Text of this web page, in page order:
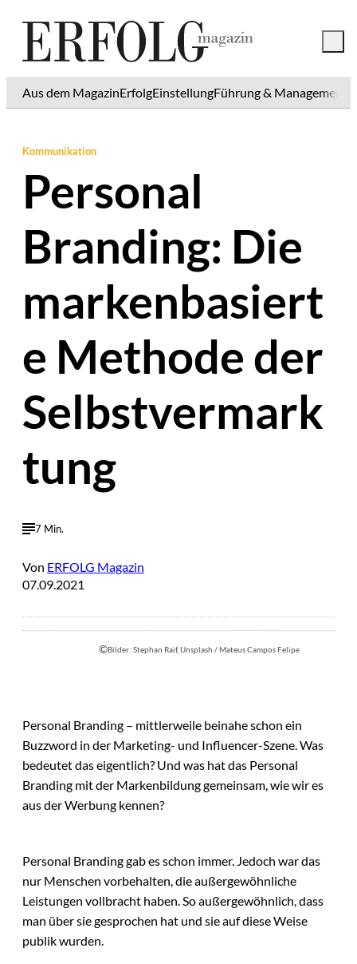
Aus dem MagazinErfolgEinstellungFührung & Management
Kommunikation
Personal
Branding: Die
markenbasiert
e Methode der
Selbstvermark
tung
7 Min.
Von ERFOLG Magazin
07.09.2021
©Bilder: Stephan Raif, Unsplash / Mateus Campos Felipe
Personal Branding – mittlerweile beinahe schon ein
Buzzword in der Marketing- und Influencer-Szene. Was
bedeutet das eigentlich? Und was hat das Personal
Branding mit der Markenbildung gemeinsam, wie wir es
aus der Werbung kennen?
Personal Branding gab es schon immer. Jedoch war das
nur Menschen vorbehalten, die außergewöhnliche
Leistungen vollbracht haben. So außergewöhnlich, dass
man über sie gesprochen hat und sie auf diese Weise
publik wurden.